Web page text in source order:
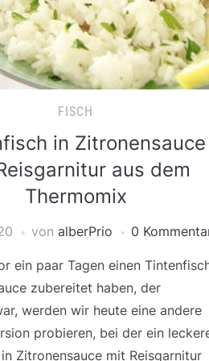
FISCH
in Zitronensauce
aus dem
Thermomix
von alberPrio 0
ein paar Tagen einen
zubereitet haben, der
werden wir heute eine andere
probieren, bei der ein
Zitronensauce mit Reisgarnitur